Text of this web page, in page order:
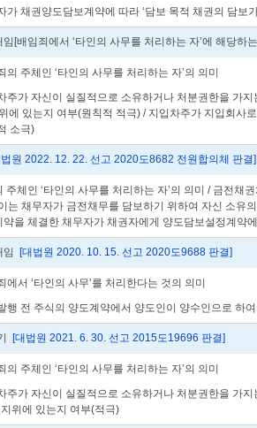
가 채권양도담보계약에 따라 ‘담보 목적 채권의 담보
임[배임죄에서 ‘타인의 사무를 처리하는 자’에 해당하
의 주체인 ‘타인의 사무를 처리하는 자’의 의미
주가 자신이 실질적으로 소유하거나 처분권한을 가
에 있는지 여부(원칙적 적극) / 지입차주가 지입회
소극)
법원 2022. 12. 22. 선고 2020도8682 전원합의체 판결]
주체인 ‘타인의 사무를 처리하는 자’의 의미 / 금전
는 채무자가 금전채무를 담보하기 위하여 자신 소유
약을 체결한 채무자가 채권자에게 양도담보설정계약
임 [대법원 2020. 10. 15. 선고 2020도9688 판결]
에서 ‘타인의 사무’를 처리한다는 것의 의미
행 전 주식의 양도계약에서 양도인이 양수인으로 하
[대법원 2021. 6. 30. 선고 2015도19696 판결]
의 주체인 ‘타인의 사무를 처리하는 자’의 의미
주가 자신이 실질적으로 소유하거나 처분권한을 가
지위에 있는지 여부(적극)